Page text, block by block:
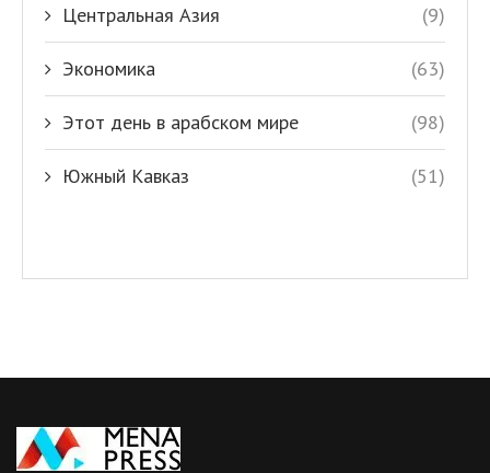
Центральная Азия (9)
Экономика (63)
Этот день в арабском мире (98)
Южный Кавказ (51)